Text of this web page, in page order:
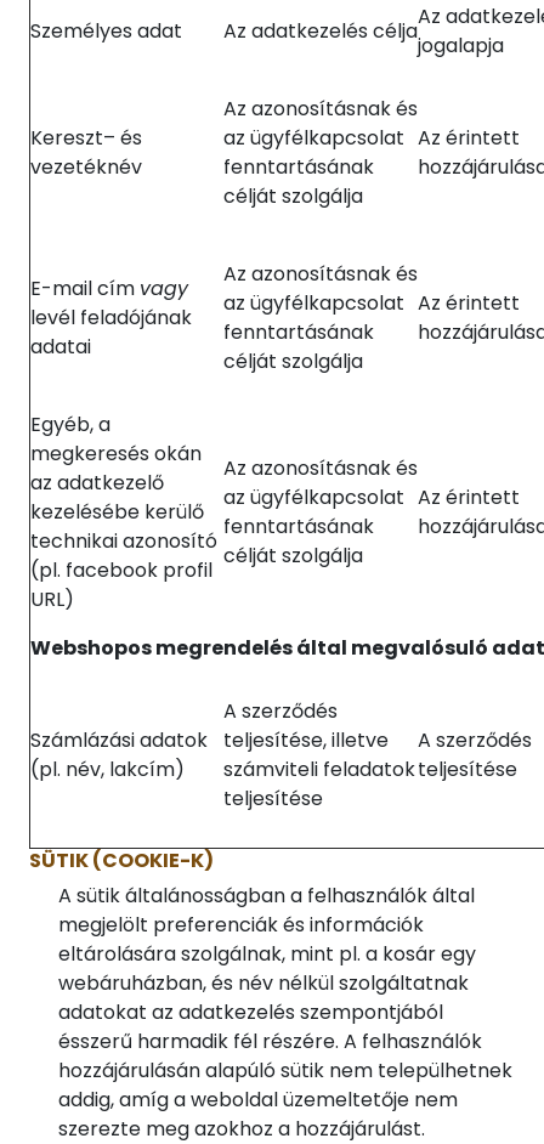
Személyes adat Az adatkezelés célja
Az
jogalapja
Kereszt– és
vezetéknév
Az azonosításnak és
az ügyfélkapcsolat
fenntartásának
célját szolgálja
Az érintett
E-mail cím vagy
levél feladójának
adatai
Az azonosításnak és
az ügyfélkapcsolat
fenntartásának
célját szolgálja
Az érintett
Egyéb, a
megkeresés okán
az adatkezelő
kezelésébe kerülő
technikai azonosító
(pl. facebook profil
URL)
Az azonosításnak és
az ügyfélkapcsolat
fenntartásának
célját szolgálja
Az érintett
Webshopos megrendelés által megvalósuló
Számlázási adatok
(pl. név, lakcím)
A szerződés
teljesítése, illetve
számviteli feladatok
teljesítése
A szerződés
teljesítése
SÜTIK (COOKIE-K)
A sütik általánosságban a felhasználók által
megjelölt preferenciák és információk
eltárolására szolgálnak, mint pl. a kosár egy
webáruházban, és név nélkül szolgáltatnak
adatokat az adatkezelés szempontjából
ésszerű harmadik fél részére. A felhasználók
hozzájárulásán alapúló sütik nem települhetnek
addig, amíg a weboldal üzemeltetője nem
szerezte meg azokhoz a hozzájárulást.